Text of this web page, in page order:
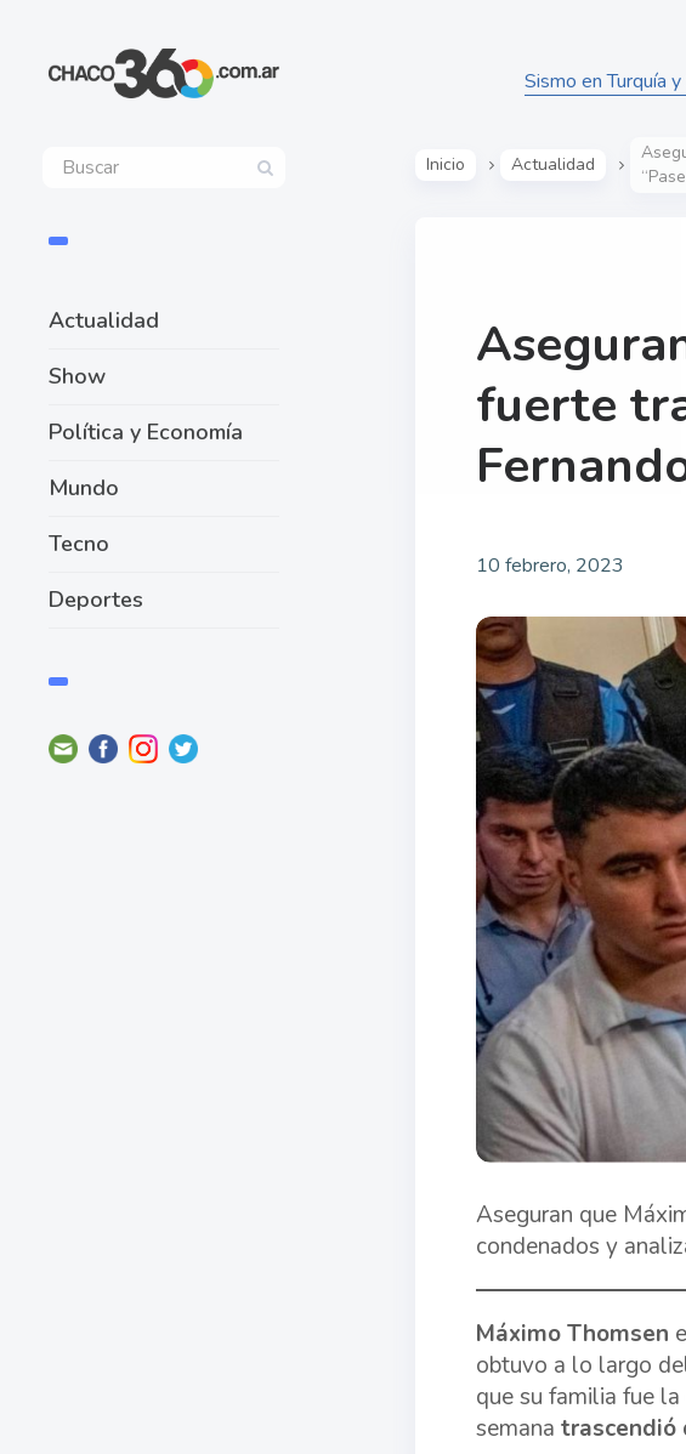
Actualidad
Show
Política y Economía
Mundo
Tecno
Deportes
Sismo en Turquía
Inicio Actualidad
fuerte
10 febrero, 2023
Aseguran que
condenados y
Máximo Thomsen
obtuvo a lo largo
que su familia fue
semana trascendió